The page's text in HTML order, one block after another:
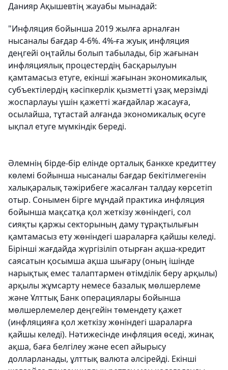
Данияр Ақышевтің жауабы мынадай:
"Инфляция бойынша 2019 жылға арналған
нысаналы бағдар 4-6%. 4%-ға жуық инфляция
деңгейі оңтайлы болып табылады, бір жағынан
инфляциялық процестердің басқарылуын
қамтамасыз етуге, екінші жағынан экономикалық
субъектілердің кәсіпкерлік қызметті ұзақ мерзімді
жоспарлауы үшін қажетті жағдайлар жасауға,
осылайша, тұтастай алғанда экономикалық өсуге
ықпал етуге мүмкіндік береді.
Әлемнің бірде-бір елінде орталық банкке кредиттеу
көлемі бойынша нысаналы бағдар бекітілмегенін
халықаралық тәжірибеге жасалған талдау көрсетіп
отыр. Сонымен бірге мұндай практика инфляция
бойынша мақсатқа қол жеткізу жөніндегі, сол
сияқты қаржы секторының даму тұрақтылығын
қамтамасыз ету жөніндегі шараларға қайшы келеді.
Бірінші жағдайда жүргізіліп отырған ақша-кредит
саясатын қосымша ақша шығару (оның ішінде
нарықтық емес талаптармен өтімділік беру арқылы)
арқылы жұмсарту немесе базалық мөлшерлеме
және Ұлттық Банк операциялары бойынша
мөлшерлемелер деңгейін төмендету қажет
(инфляцияға қол жеткізу жөніндегі шараларға
қайшы келеді). Нәтижесінде инфляция өседі, жинақ
ақша, баға белгілеу және есеп айырысу
долларланады, ұлттық валюта әлсірейді. Екінші